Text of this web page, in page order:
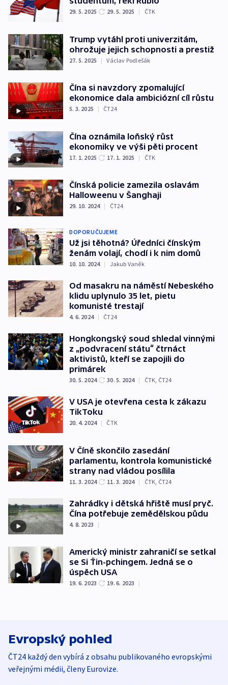
29. 5. 2025 29. 5. 2025 | ČTK
Trump vytáhl proti univerzitám,
ohrožuje jejich schopnosti a prestiž
27. 5. 2025 | Václav Podlešák
Čína si navzdory zpomalující
ekonomice dala ambiciózní cíl růstu
5. 3. 2025 | ČT24
Čína oznámila loňský růst
ekonomiky ve výši pěti procent
17. 1. 2025 17. 1. 2025 | ČTK
Čínská policie zamezila oslavám
Halloweenu v Šanghaji
29. 10. 2024 | ČT24
DOPORUČUJEME
Už jsi těhotná? Úředníci čínským
ženám volají, chodí i k nim domů
10. 10. 2024 | Jakub Vaněk
Od masakru na náměstí Nebeského
klidu uplynulo 35 let, pietu
komunisté trestají
4. 6. 2024 | ČT24
Hongkongský soud shledal vinnými
z „podvracení státu“ čtrnáct
aktivistů, kteří se zapojili do
primárek
30. 5. 2024 30. 5. 2024 | ČTK, ČT24
V USA je otevřena cesta k zákazu
TikToku
20. 4. 2024 | ČTK
V Číně skončilo zasedání
parlamentu, kontrola komunistické
strany nad vládou posílila
11. 3. 2024 11. 3. 2024 | ČTK ČT24
Zahrádky i dětská hřiště musí pryč.
Čína potřebuje zemědělskou půdu
4. 8. 2023 |
Americký ministr zahraničí se setkal
se Si Ťin-pchingem. Jedná se o
úspěch USA
19. 6. 2023 19. 6. 2023 |
Evropský pohled
ČT24 každý den vybírá z obsahu publikovaného evropskými
veřejnými médii, členy Eurovize.